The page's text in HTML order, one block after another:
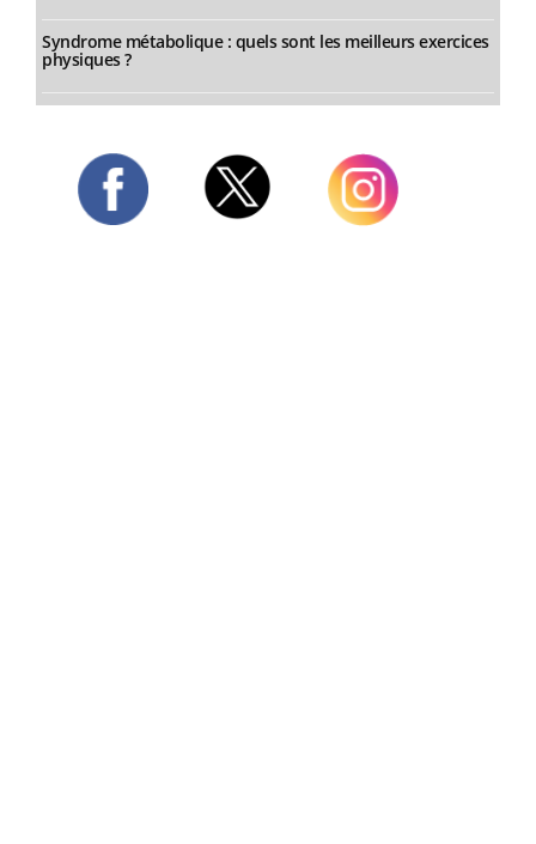
Syndrome métabolique : quels sont les meilleurs exercices
physiques ?